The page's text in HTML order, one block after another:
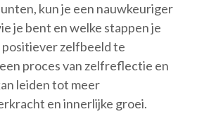
kun je een nauwkeuriger
je bent en welke stappen je
positiever zelfbeeld te
proces van zelfreflectie en
leiden tot meer
en innerlijke groei.